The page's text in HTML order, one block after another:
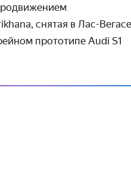
снятая в Лас-
прототипе Audi S1